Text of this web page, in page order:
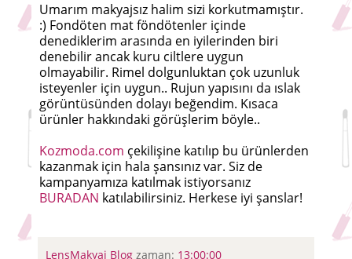
Umarım makyajsız halim sizi korkutmamıştır.
:) Fondöten mat föndötenler içinde
denediklerim arasında en iyilerinden biri
denebilir ancak kuru ciltlere uygun
olmayabilir. Rimel dolgunluktan çok uzunluk
isteyenler için uygun.. Rujun yapısını da ıslak
görüntüsünden dolayı beğendim. Kısaca
ürünler hakkındaki görüşlerim böyle..
Kozmoda.com çekilişine katılıp bu ürünlerden
kazanmak için hala şansınız var. Siz de
kampanyamıza katılmak istiyorsanız
BURADAN katılabilirsiniz. Herkese iyi şanslar!
LensMakyaj Blog zaman: 13:00:00